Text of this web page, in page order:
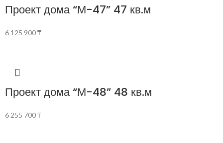
Проект дома “М-47” 47 кв.м
6 125 900₸
Проект дома “М-48” 48 кв.м
6 255 700₸